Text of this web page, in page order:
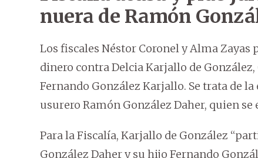
nuera de Ramón
Los fiscales Néstor Coronel y Alma
dinero contra Delcia Karjallo de
Fernando González Karjallo. Se trata de
usurero Ramón González Daher, quien
Para la Fiscalía, Karjallo de González
González Daher y su hijo Fernando